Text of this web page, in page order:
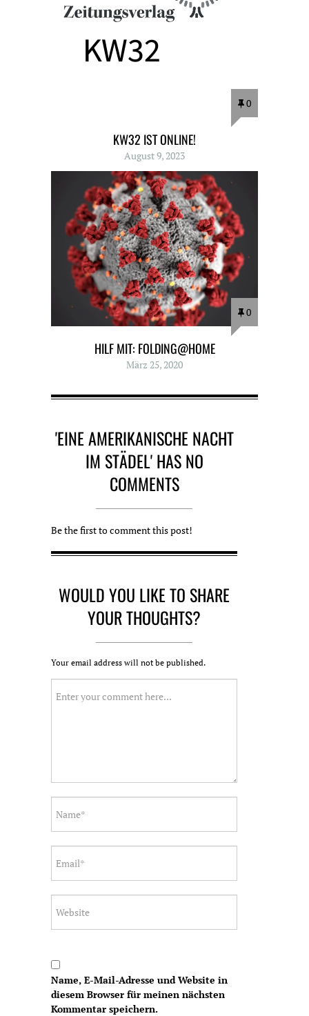
0
KW32 IST ONLINE!
August 9, 2023
0
HILF MIT: FOLDING@HOME
März 25, 2020
'EINE AMERIKANISCHE NACHT
IM STÄDEL' HAS NO
COMMENTS
Be the first to comment this post!
WOULD YOU LIKE TO SHARE
YOUR THOUGHTS?
Your email address will not be published.
Name, E-Mail-Adresse und Website in
diesem Browser für meinen nächsten
Kommentar speichern.